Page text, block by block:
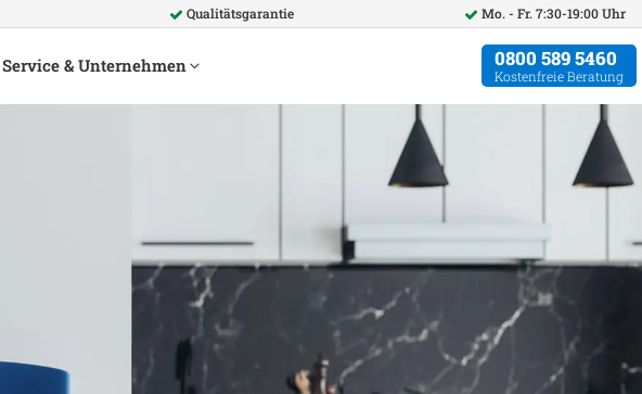
Qualitätsgarantie Mo. - Fr. 7:30-19:00 Uhr
Service & Unternehmen 0800 589 5460
Kostenfreie Beratung